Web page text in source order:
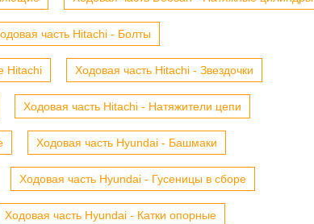
часть Hitachi - Болты
Hitachi Ходовая часть Hitachi - Звездочки
Ходовая часть Hitachi - Натяжители цепи
Ходовая часть Hyundai - Башмаки
Ходовая часть Hyundai - Гусеницы в сборе
Ходовая часть Hyundai - Катки опорные